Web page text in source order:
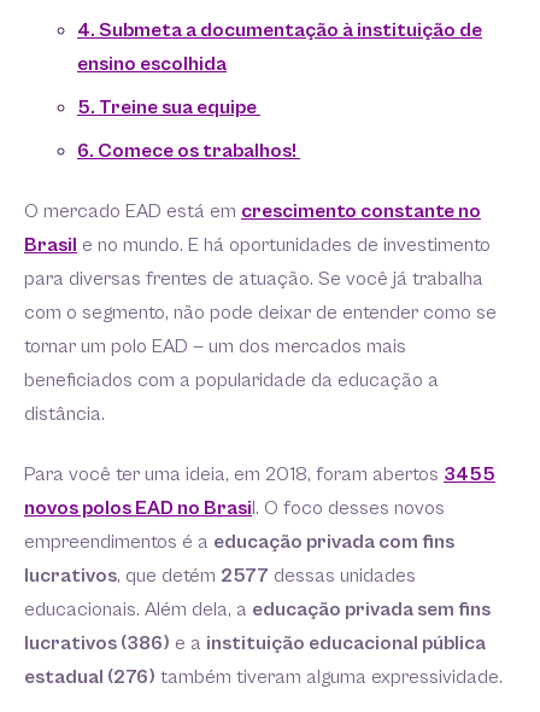
4. Submeta a documentação à instituição de
ensino escolhida
5. Treine sua equipe
6. Comece os trabalhos!
O mercado EAD está em crescimento constante no
Brasil e no mundo. E há oportunidades de investimento
para diversas frentes de atuação. Se você já trabalha
com o segmento, não pode deixar de entender como se
tornar um polo EAD — um dos mercados mais
beneficiados com a popularidade da educação a
distância.
Para você ter uma ideia, em 2018, foram abertos 3455
novos polos EAD no Brasil. O foco desses novos
empreendimentos é a educação privada com fins
lucrativos, que detém 2577 dessas unidades
educacionais. Além dela, a educação privada sem fins
lucrativos (386) e a instituição educacional pública
estadual (276) também tiveram alguma expressividade.